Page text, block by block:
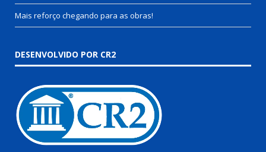
Mais reforço chegando para as obras!
DESENVOLVIDO POR CR2